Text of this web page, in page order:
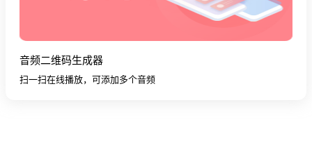
音频二维码生成器
扫一扫在线播放，可添加多个音频